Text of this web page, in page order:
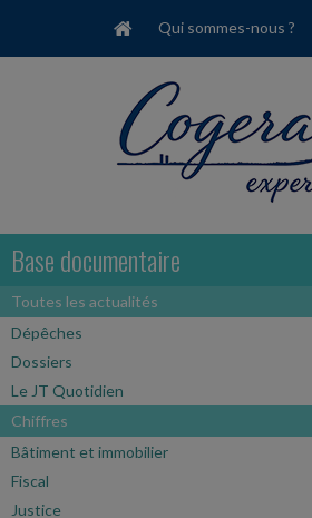
Qui sommes-nous ?
Base documentaire
Toutes les actualités
Dépêches
Dossiers
Le JT Quotidien
Chiffres
Bâtiment et immobilier
Fiscal
Justice